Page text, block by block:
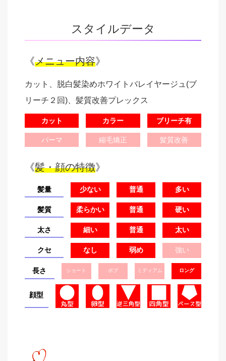
スタイルデータ
《メニュー内容》
カット、脱白髪染めホワイトバレイヤージュ(ブ
リーチ２回)、髪質改善プレックス
カット カラー ブリーチ有
パーマ 縮毛矯正 髪質改善
《髪・顔の特徴》
髪量 少ない 普通 多い
髪質 柔らかい 普通 硬い
太さ 細い 普通 太い
クセ なし 弱め 強い
長さ ショート ボブ ミディアム ロング
顔型